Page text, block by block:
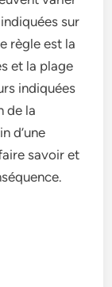
sur
règle est la
et la plage
indiquées
de la
d’une
savoir et